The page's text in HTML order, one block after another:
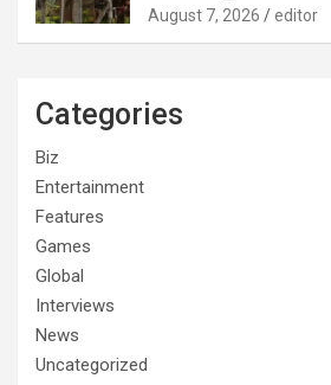
August 7, 2026 editor
Categories
Biz
Entertainment
Features
Games
Global
Interviews
News
Uncategorized